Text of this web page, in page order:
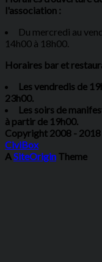
l'association :
Du mercredi au
14h00 à 18h00.
Horaires bar et
Les vendredis de
23h00.
Les soirs de
à partir de 19h00.
Copyright 2008 - 2018
CiviBox
ASiteOrigin Theme